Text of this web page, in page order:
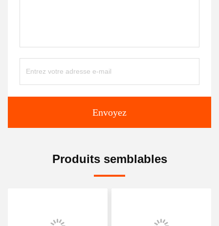
Envoyez
Produits semblables